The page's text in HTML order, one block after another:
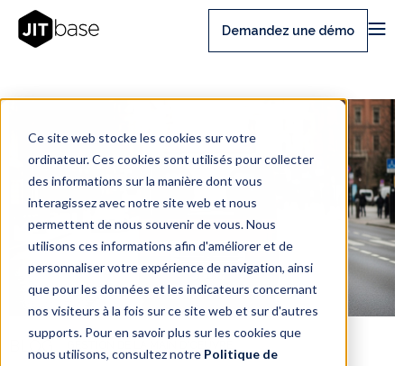
Ce site web stocke les cookies sur votre
ordinateur. Ces cookies sont utilisés pour collecter
des informations sur la manière dont vous
interagissez avec notre site web et nous
permettent de nous souvenir de vous. Nous
utilisons ces informations afin d'améliorer et de
personnaliser votre expérience de navigation, ainsi
que pour les données et les indicateurs concernant
nos visiteurs à la fois sur ce site web et sur d'autres
supports. Pour en savoir plus sur les cookies que
nous utilisons, consultez notre Politique de
Demandez une démo
BLOG